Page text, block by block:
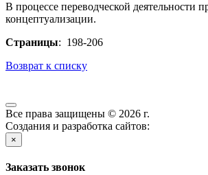
В процессе переводческой деятельности
концептуализации.
Страницы: 198-206
Возврат к списку
Все права защищены © 2026 г.
Создания и разработка сайтов:
×
Заказать звонок